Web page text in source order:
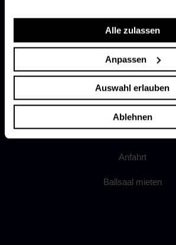
Alle zulassen
Anpassen
Auswahl erlauben
Ablehnen
AGB
Datenschutz
Impressum
Widerrufsrecht
Anfahrt
Ballsaal mieten